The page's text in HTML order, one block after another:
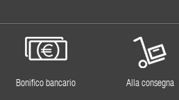
Bonifico bancario Alla consegna